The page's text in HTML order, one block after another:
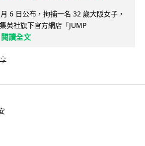
6 日公布，拘捕一名 32 歲大阪女子，
英社旗下官方網店「JUMP
閱讀全文